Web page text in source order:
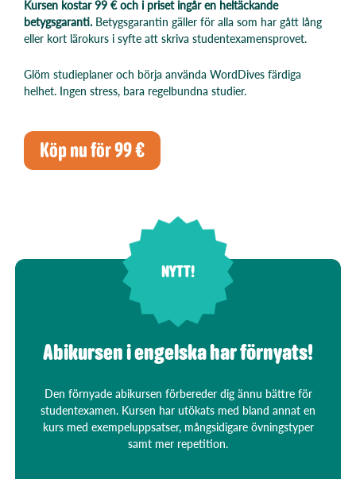
Kursen kostar 99 € och i priset ingår en heltäckande
betygsgaranti.Betygsgarantin gäller för alla som har gått lång
eller kort lärokurs i syfte att skriva studentexamensprovet.
Glöm studieplaner och börja använda WordDives färdiga
helhet. Ingen stress, bara regelbundna studier.
Köp nu för 99 €
NYTT!
Abikursen i engelska har förnyats!
Den förnyade abikursen förbereder dig ännu bättre för
studentexamen. Kursen har utökats med bland annat en
kurs med exempeluppsatser, mångsidigare övningstyper
samt mer repetition.